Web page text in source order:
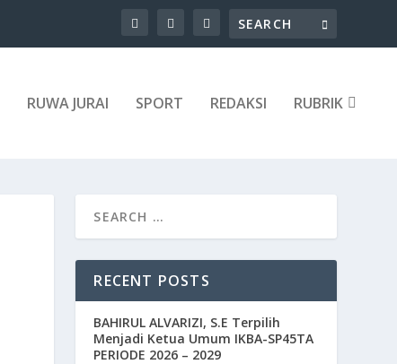
RUWA JURAI SPORT REDAKSI RUBRIK
RECENT POSTS
BAHIRUL ALVARIZI, S.E Terpilih
Menjadi Ketua Umum IKBA-SP45TA
PERIODE 2026 – 2029